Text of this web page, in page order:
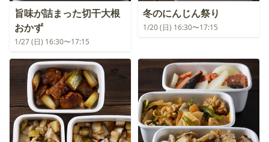
旨味が詰まった切干大根
おかず
1/27 (日) 16:30〜17:15
冬のにんじん祭り
1/20 (日) 16:30〜17:15